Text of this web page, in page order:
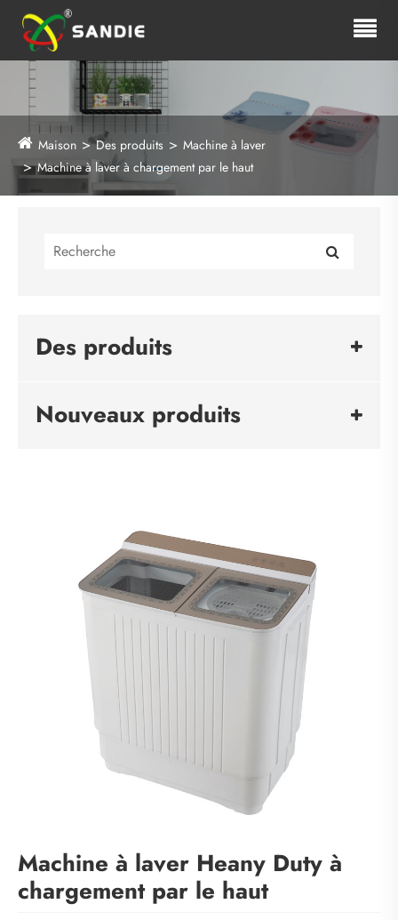
Maison Des produits
Machine à laver
Machine à laver à chargement par le haut
Des produits
Nouveaux produits
Machine à laver Heany Duty à
chargement par le haut